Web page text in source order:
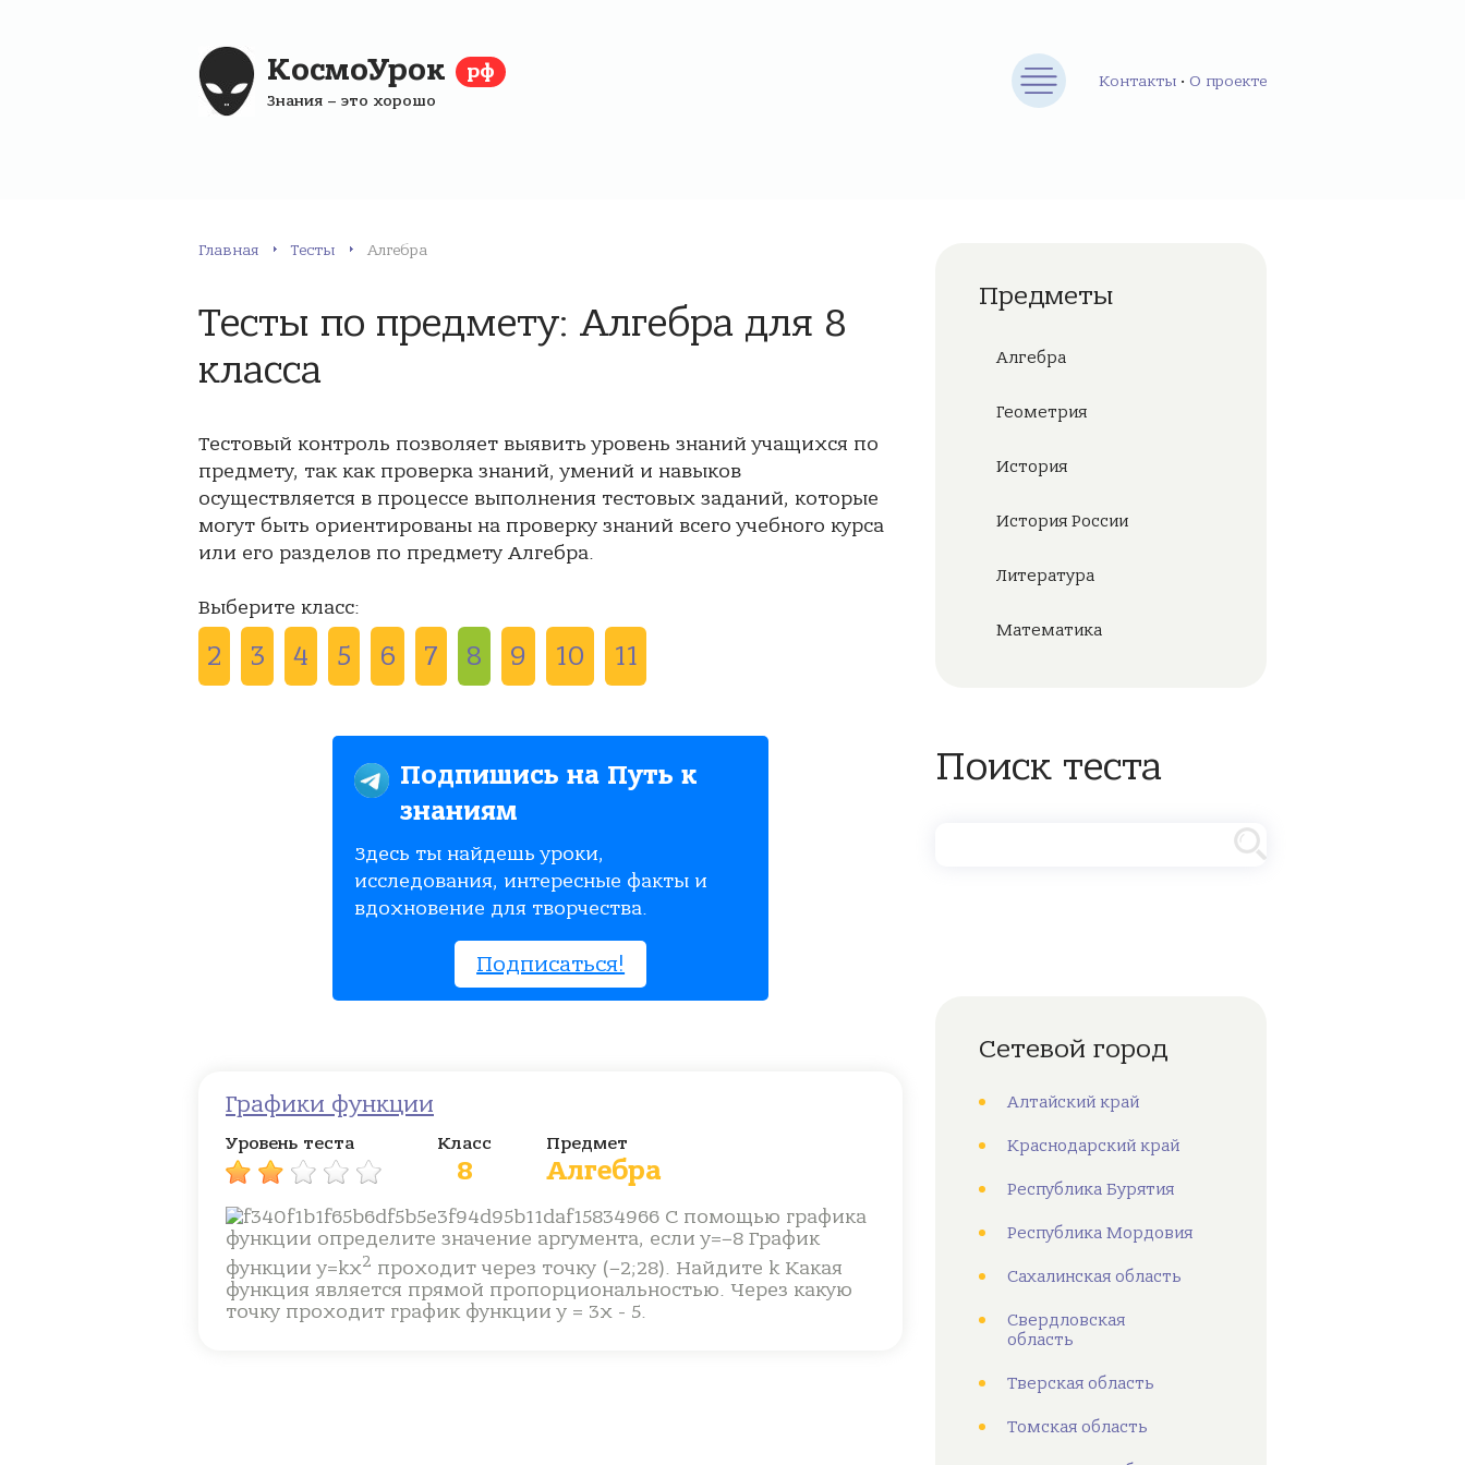
КосмоУрок рф
Знания – это хорошо
Контакты • О проекте
Главная Тесты Алгебра
Тесты по предмету: Алгебра для 8
класса
Тестовый контроль позволяет выявить уровень знаний учащихся по
предмету, так как проверка знаний, умений и навыков
осуществляется в процессе выполнения тестовых заданий, которые
могут быть ориентированы на проверку знаний всего учебного курса
или его разделов по предмету Алгебра.
Выберите класс:
2 3 4 5 6 7 8 9 10 11
Подпишись на Путь к
знаниям
Здесь ты найдешь уроки,
исследования, интересные факты и
вдохновение для творчества.
Подписаться!
Графики функции
Уровень теста Класс
8
Предмет
Алгебра
С помощью графика
функции определите значение аргумента, если y=−8 График
функции y=kx2 проходит через точку (−2;28). Найдите k Какая
функция является прямой пропорциональностью. Через какую
точку проходит график функции у = 3х - 5.
Предметы
Алгебра
Геометрия
История
История России
Литература
Математика
Поиск теста
Сетевой город
Алтайский край
Краснодарский край
Республика Бурятия
Республика Мордовия
Сахалинская область
Свердловская
область
Тверская область
Томская область